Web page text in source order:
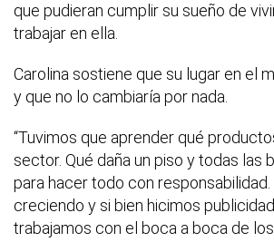
que pudieran cumplir su sueño de
trabajar en ella.
Carolina sostiene que su lugar en el
y que no lo cambiaría por nada.
“Tuvimos que aprender qué
sector. Qué daña un piso y todas las
para hacer todo con responsabilidad.
creciendo y si bien hicimos
trabajamos con el boca a boca de